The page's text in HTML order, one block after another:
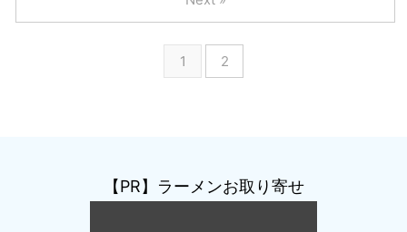
1 2
【PR】ラーメンお取り寄せ